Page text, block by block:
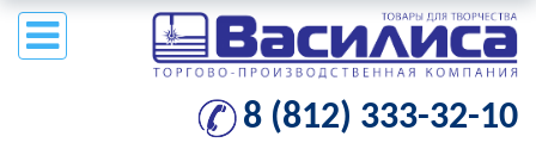
8 (812) 333-32-10